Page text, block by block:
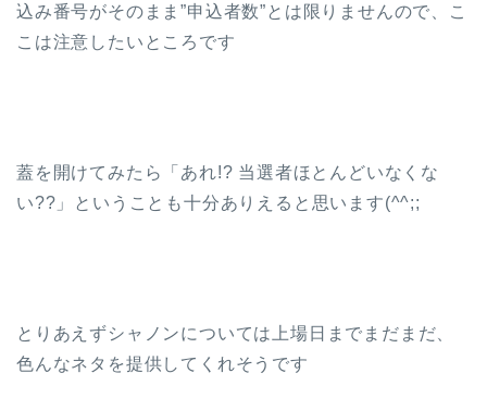
込み番号がそのまま”申込者数”とは限りませんので、こ
こは注意したいところです
蓋を開けてみたら「あれ!? 当選者ほとんどいなくな
い??」ということも十分ありえると思います(^^;;
とりあえずシャノンについては上場日までまだまだ、
色んなネタを提供してくれそうです